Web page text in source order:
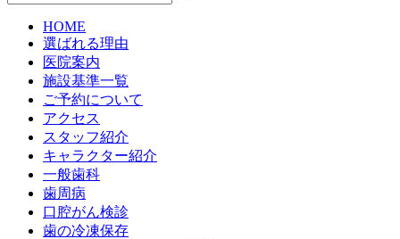
HOME
選ばれる理由
医院案内
施設基準一覧
ご予約について
アクセス
スタッフ紹介
キャラクター紹介
一般歯科
歯周病
口腔がん検診
歯の冷凍保存